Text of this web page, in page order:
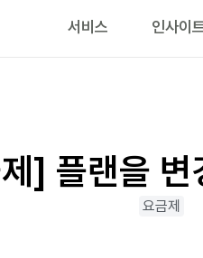
서비스 인사이
] 플랜을 변
요금제